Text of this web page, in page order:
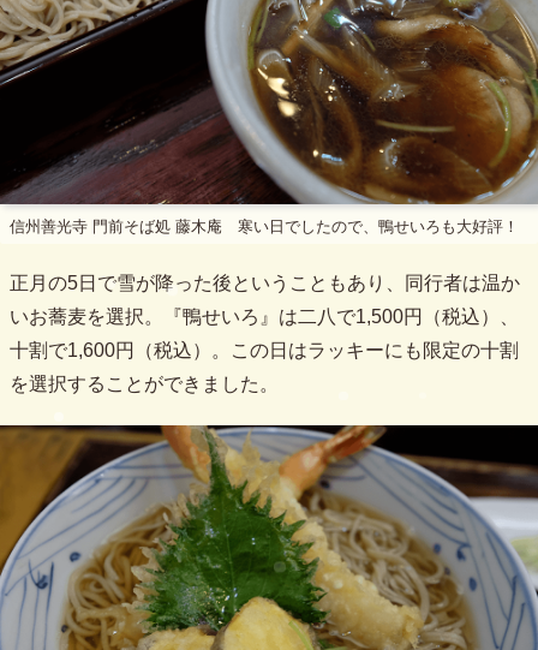
信州善光寺 門前そば処 藤木庵 寒い日でしたので、鴨せいろも大好評！
正月の5日で雪が降った後ということもあり、同行者は温か
いお蕎麦を選択。『鴨せいろ』は二八で1,500円（税込）、
十割で1,600円（税込）。この日はラッキーにも限定の十割
を選択することができました。